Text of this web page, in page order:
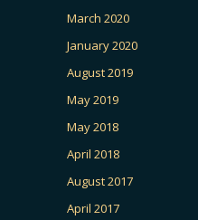
March 2020
January 2020
August 2019
May 2019
May 2018
April 2018
August 2017
April 2017